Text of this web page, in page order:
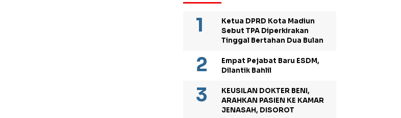
Ketua DPRD Kota Madiun
Sebut TPA Diperkirakan
Tinggal Bertahan Dua Bulan
Empat Pejabat Baru ESDM,
Dilantik Bahlil
KEUSILAN DOKTER BENI,
ARAHKAN PASIEN KE KAMAR
JENASAH, DISOROT